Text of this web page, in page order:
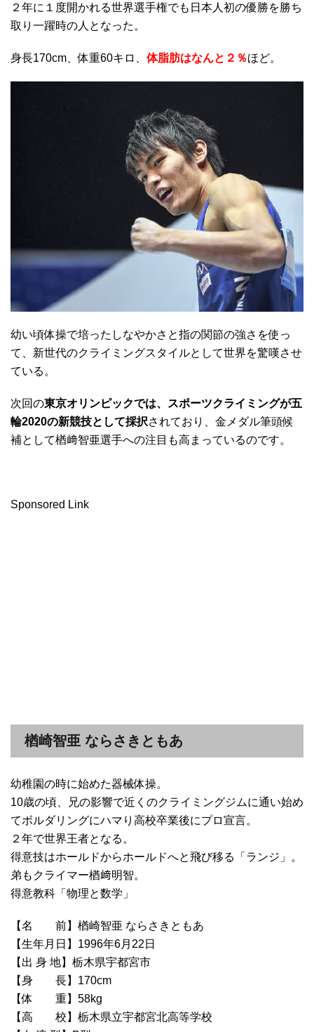
２年に１度開かれる世界選手権でも日本人初の優勝を勝ち
取り一躍時の人となった。
身長170cm、体重60キロ、 体脂肪はなんと２％ほど。
幼い頃体操で培ったしなやかさと指の関節の強さを使っ
て、新世代のクライミングスタイルとして世界を驚嘆させ
ている。
次回の東京オリンピックでは、スポーツクライミングが五
輪2020の新競技として採択されており、金メダル筆頭候
補として楢﨑智亜選手への注目も高まっているのです。
Sponsored Link
楢崎智亜 ならさきともあ
幼稚園の時に始めた器械体操。
10歳の頃、兄の影響で近くのクライミングジムに通い始め
てボルダリングにハマり高校卒業後にプロ宣言。
２年で世界王者となる。
得意技はホールドからホールドへと飛び移る「ランジ」。
弟もクライマー楢﨑明智。
得意教科「物理と数学」
【名 前】楢崎智亜 ならさきともあ
【生年月日】1996年6月22日
【出 身 地】栃木県宇都宮市
【身 長】170cm
【体 重】58kg
【高 校】栃木県立宇都宮北高等学校